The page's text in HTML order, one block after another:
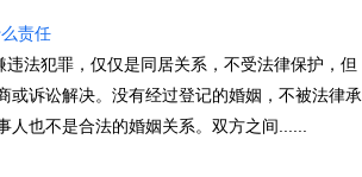
责任
法犯罪，仅仅是同居关系，不受法律保护，但
或诉讼解决。没有经过登记的婚姻，不被法律承
人也不是合法的婚姻关系。双方之间......